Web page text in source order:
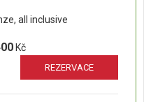
all inclusive
Kč
REZERVACE